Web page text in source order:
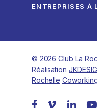
ENTREPRISES À
© 2026 Club La
Réalisation
Rochelle
facebook
vimeo linkedin